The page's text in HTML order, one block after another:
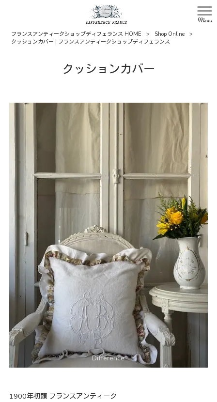
Menu
フランスアンティークショップディフェランス HOME > Shop Online
>
クッションカバー | フランスアンティークショップディフェランス
クッションカバー
1900年初頭 フランスアンティーク